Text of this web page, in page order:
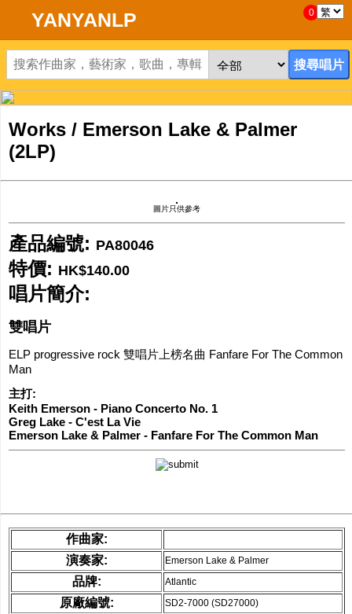
首頁
CD
清貨
清貨發燒零件
運
聯糸我們
YANYANLP 0
Works / Emerson Lake & Palmer
(2LP)
圖片只供參考
產品編號: PA80046
特價: HK$140.00
唱片簡介:
雙唱片
ELP progressive rock 雙唱片上榜名曲 Fanfare For The Common
Man
主打:
Keith Emerson - Piano Concerto No. 1
Greg Lake - C'est La Vie
Emerson Lake & Palmer - Fanfare For The Common Man
作曲家:
演奏家:
Emerson Lake & Palmer
品牌: Atlantic
原廠編號: SD2-7000 (SD27000)